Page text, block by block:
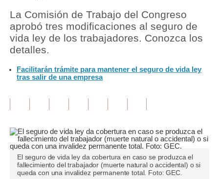
Finanzas Personales
Inmobiliarias
Plus G
Opinión
Pregunta de hoy
Blogs
Tendencias
Lujo
La Comisión de Trabajo del Congreso
aprobó tres modificaciones al seguro de
vida ley de los trabajadores. Conozca los
detalles.
Facilitarán trámite para mantener el seguro de vida ley
tras salir de una empresa
El seguro de vida ley da cobertura en caso se produzca el
fallecimiento del trabajador (muerte natural o accidental) o si
queda con una invalidez permanente total. Foto: GEC.